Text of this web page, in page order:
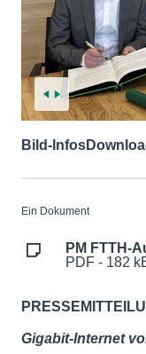
Bild-Infos
Ein Dokument
PM FTTH-
PDF - 182
Gigabit-Internet